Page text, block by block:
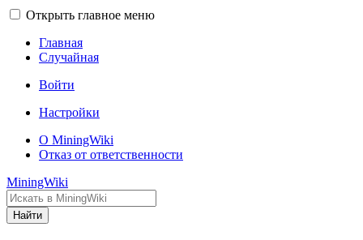
Открыть главное меню
Главная
Случайная
Войти
Настройки
О MiningWiki
Отказ от ответственности
MiningWiki
Найти